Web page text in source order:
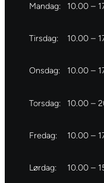
Mandag: 10.00 –
Tirsdag: 10.00 –
Onsdag: 10.00 –
Torsdag: 10.00 –
Fredag: 10.00 –
Lørdag: 10.00 –